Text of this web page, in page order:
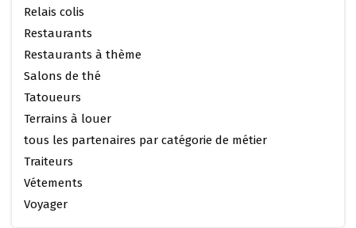
Relais colis
Restaurants
Restaurants à thème
Salons de thé
Tatoueurs
Terrains à louer
tous les partenaires par catégorie de métier
Traiteurs
Vétements
Voyager